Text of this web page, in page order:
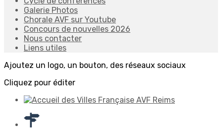
Galerie Photos
Chorale AVF sur Youtube
Concours de nouvelles 2026
Nous contacter
Liens utiles
Ajoutez un logo, un bouton, des réseaux sociaux
Cliquez pour éditer